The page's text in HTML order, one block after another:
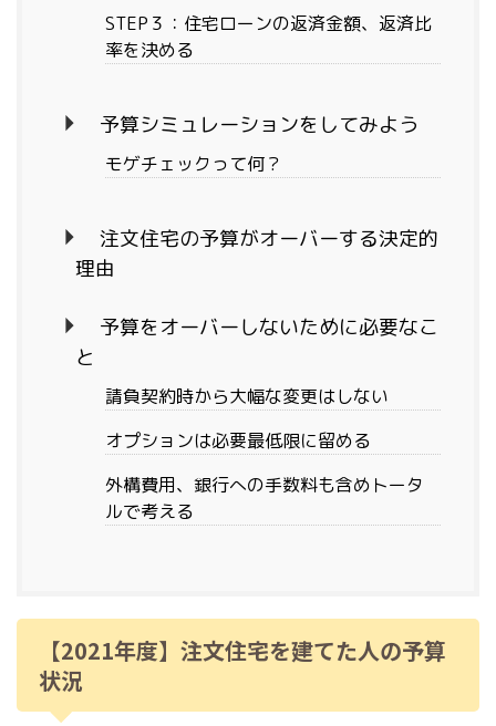
STEP３：住宅ローンの返済金額、返済比
率を決める
予算シミュレーションをしてみよう
モゲチェックって何？
注文住宅の予算がオーバーする決定的
理由
予算をオーバーしないために必要なこ
と
請負契約時から大幅な変更はしない
オプションは必要最低限に留める
外構費用、銀行への手数料も含めトータ
ルで考える
【2021年度】注文住宅を建てた人の予算
状況